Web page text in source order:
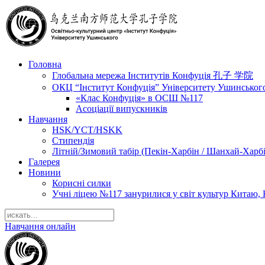
Головна
Глобальна мережа Інститутів Конфуція 孔子 学院
ОКЦ “Інститут Конфуція” Університету
«Клас Конфуція» в ОСШ №117
Асоціації випускників
Навчання
HSK/YCT/HSKK
Стипендія
Літній/Зимовий табір (Пекін-Харбін / Шанхай-
Галерея
Новини
Корисні силки
Учні ліцею №117 занурилися у світ культур Китаю,
Навчання онлайн